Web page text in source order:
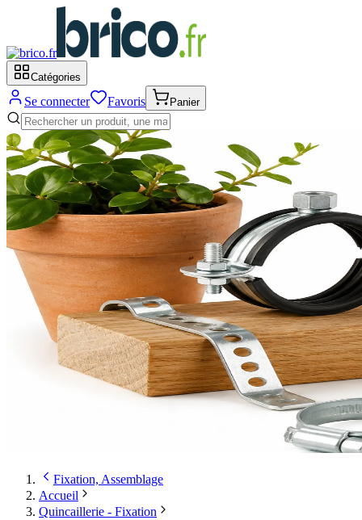
Catégories
Se connecter Favoris Panier
Fixation, Assemblage
Accueil
Quincaillerie - Fixation